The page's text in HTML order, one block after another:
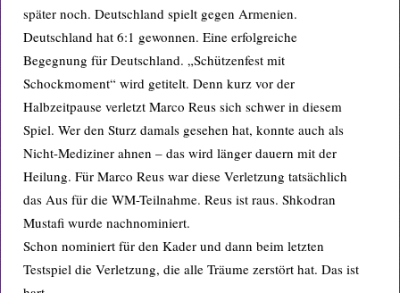
später noch. Deutschland spielt gegen Armenien.
Deutschland hat 6:1 gewonnen. Eine erfolgreiche
Begegnung für Deutschland. „Schützenfest mit
Schockmoment“ wird getitelt. Denn kurz vor der
Halbzeitpause verletzt Marco Reus sich schwer in diesem
Spiel. Wer den Sturz damals gesehen hat, konnte auch als
Nicht-Mediziner ahnen – das wird länger dauern mit der
Heilung. Für Marco Reus war diese Verletzung tatsächlich
das Aus für die WM-Teilnahme. Reus ist raus. Shkodran
Mustafi wurde nachnominiert.
Schon nominiert für den Kader und dann beim letzten
Testspiel die Verletzung, die alle Träume zerstört hat. Das ist